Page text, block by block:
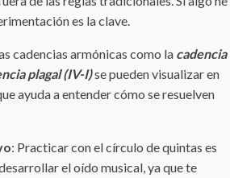
es la clave.
cadencias armónicas como la cadencia
plagal (IV-I)se pueden visualizar en
ayuda a entender cómo se resuelven
: Practicar con el círculo de quintas es
el oído musical, ya que te